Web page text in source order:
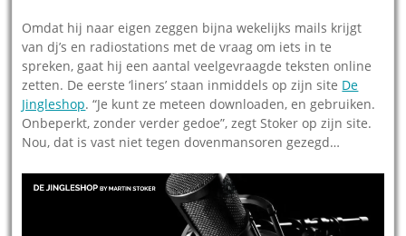
Omdat hij naar eigen zeggen bijna wekelijks mails krijgt
van dj’s en radiostations met de vraag om iets in te
spreken, gaat hij een aantal veelgevraagde teksten online
zetten. De eerste ‘liners’ staan inmiddels op zijn site De
Jingleshop. “Je kunt ze meteen downloaden, en gebruiken.
Onbeperkt, zonder verder gedoe”, zegt Stoker op zijn site.
Nou, dat is vast niet tegen dovenmansoren gezegd…